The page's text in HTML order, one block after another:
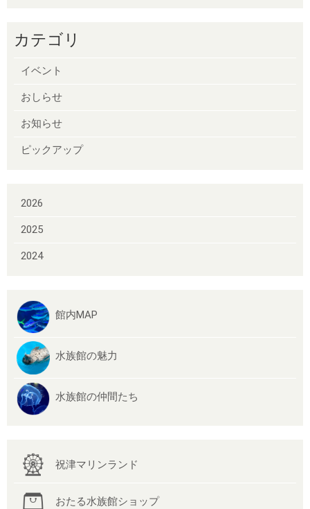
カテゴリ
イベント
おしらせ
お知らせ
ピックアップ
2026
2025
2024
館内MAP
水族館の魅力
水族館の仲間たち
祝津マリンランド
おたる水族館ショップ